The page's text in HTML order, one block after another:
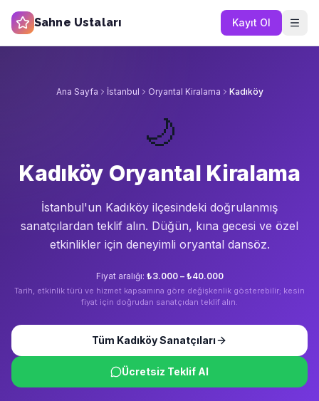
Sahne Ustaları Kayıt Ol
Ana Sayfa İstanbul Oryantal Kiralama Kadıköy
🌙
Kadıköy Oryantal Kiralama
İstanbul'un Kadıköy ilçesindeki doğrulanmış
sanatçılardan teklif alın. Düğün, kına gecesi ve özel
etkinlikler için deneyimli oryantal dansöz.
Fiyat aralığı: ₺3.000 – ₺40.000
Tarih, etkinlik türü ve hizmet kapsamına göre değişkenlik gösterebilir; kesin
fiyat için doğrudan sanatçıdan teklif alın.
Tüm KadıköySanatçıları
Ücretsiz Teklif Al